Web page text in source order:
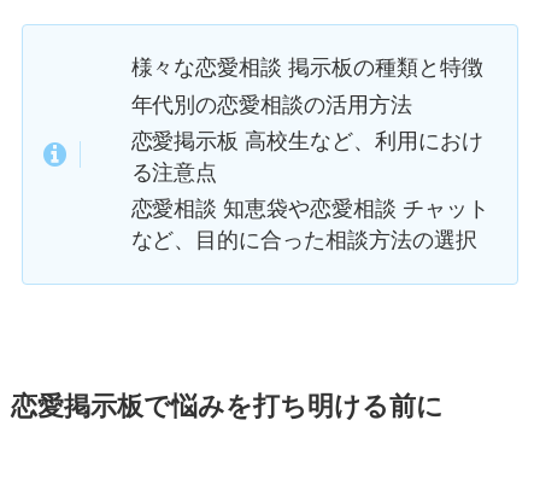
様々な恋愛相談 掲示板の種類と特徴
年代別の恋愛相談の活用方法
恋愛掲示板 高校生など、利用におけ
る注意点
恋愛相談 知恵袋や恋愛相談 チャット
など、目的に合った相談方法の選択
恋愛掲示板で悩みを打ち明ける前に